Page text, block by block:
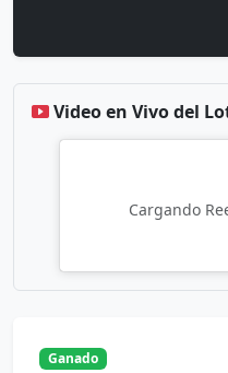
Video en Vivo del
Cargando
Ganado